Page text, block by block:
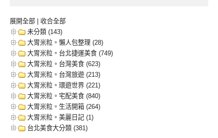
展開全部
收合全部
未分類 (143)
大胃米粒。懶人包整理 (28)
大胃米粒。台北捷運美食 (749)
大胃米粒。台灣美食 (623)
大胃米粒。台灣旅遊 (213)
大胃米粒。環遊世界 (221)
大胃米粒。宅配美食 (840)
大胃米粒。生活開箱 (264)
大胃米粒。美麗日記 (1)
台北美食大分類 (381)